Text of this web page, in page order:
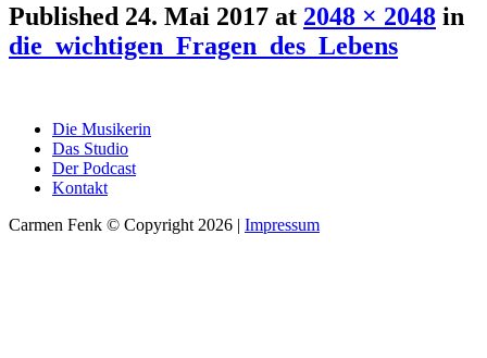
Published 24. Mai 2017 at 2048 × 2048 in
die_wichtigen_Fragen_des_Lebens
Die Musikerin
Das Studio
Der Podcast
Kontakt
Carmen Fenk © Copyright 2026 | Impressum